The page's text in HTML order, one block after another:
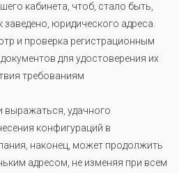
кабинета, чтоб, стало быть,
заведено, юридического адреса
и проверка регистрационным
для удостоверения их
требованиям
выражаться, удачного
конфигураций в
наконец, может продолжить
адресом, не изменяя при всем